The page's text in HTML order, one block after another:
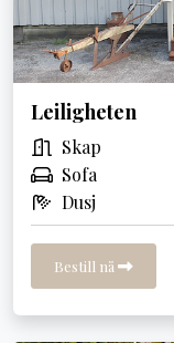
Leiligheten
Skap
Sofa
Dusj
Bestill nå